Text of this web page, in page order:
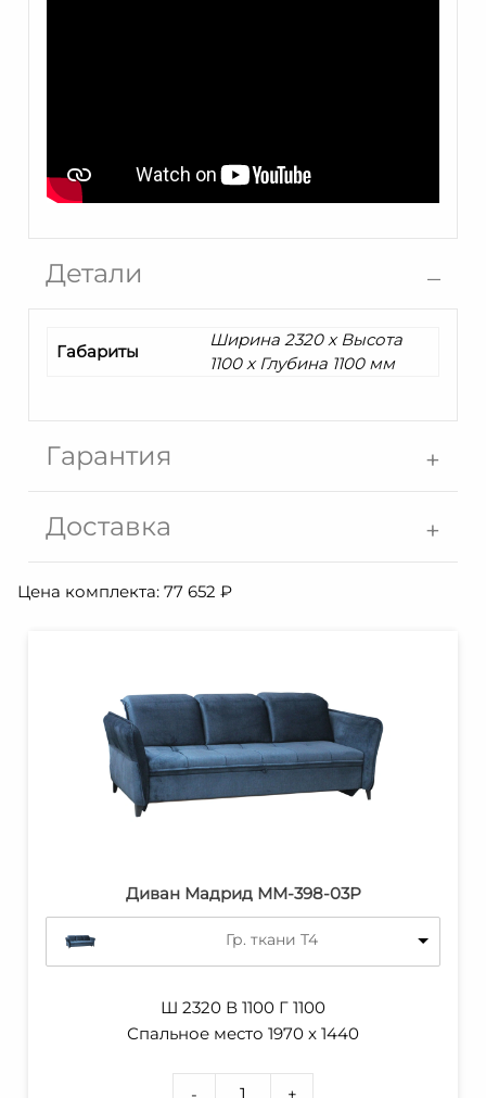
Детали
Габариты
Ширина 2320 x Высота
1100 x Глубина 1100 мм
Гарантия
Доставка
Цена комплекта: 77 652 ₽
Диван Мадрид ММ-398-03Р
Гр. ткани T4
Ш 2320 В 1100 Г 1100
Спальное место 1970 x 1440
- +